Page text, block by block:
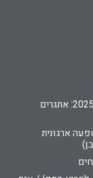
ניהול כוח אדם בארגונים חברתיים בשנת 2025: אתגרים
ארגונית